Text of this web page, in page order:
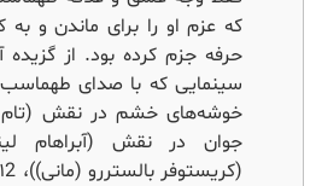
که عزم او را برای ماندن و
حرفه جزم کرده بود. از گزیده
سینمایی که با صدای طهماسب
خوشه‌های خشم در نقش (تام
جوان در نقش (آبراهام